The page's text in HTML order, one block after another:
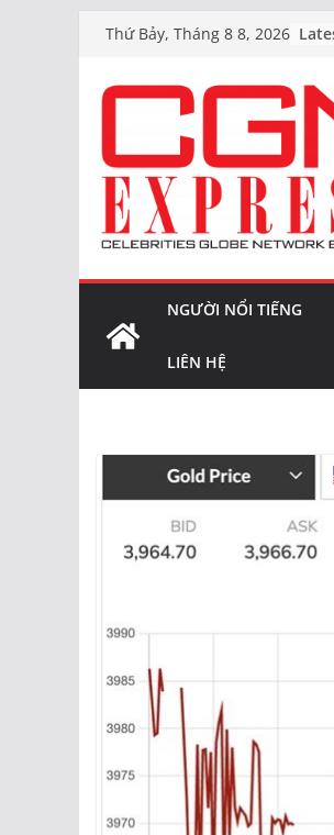
Skip
content
Thứ Bảy, Tháng 8 8, 2026
NGƯỜI NỔI TIẾNG
LIÊN HỆ